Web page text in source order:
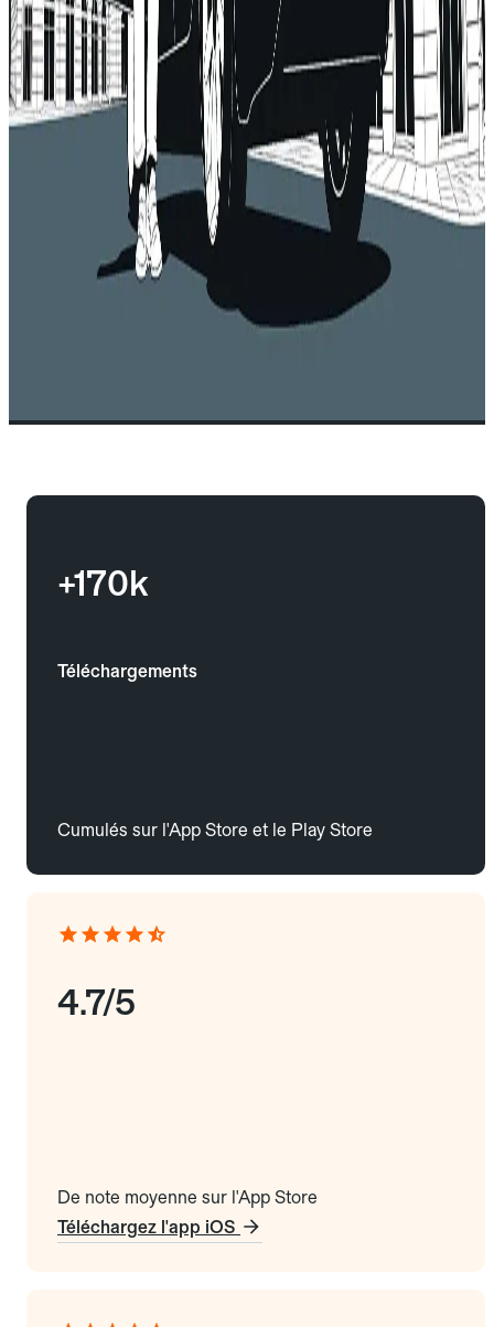
+170k
Téléchargements
Cumulés sur l'App Store et le Play Store
4.7/5
De note moyenne sur l'App Store
Téléchargez l'app iOS